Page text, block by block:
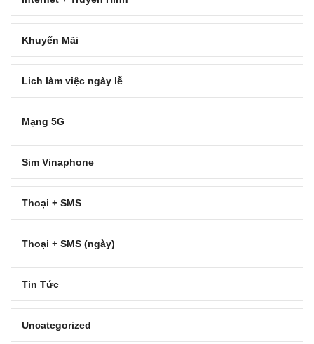
Khuyến Mãi
Lich làm việc ngày lễ
Mạng 5G
Sim Vinaphone
Thoại + SMS
Thoại + SMS (ngày)
Tin Tức
Uncategorized